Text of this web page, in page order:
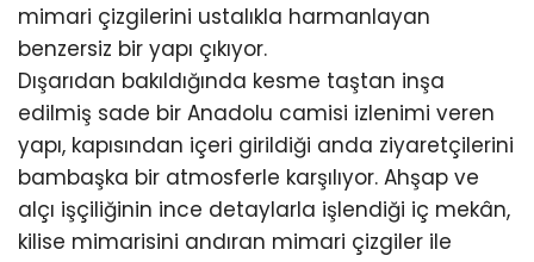
mimari çizgilerini ustalıkla harmanlayan
benzersiz bir yapı çıkıyor.
Dışarıdan bakıldığında kesme taştan inşa
edilmiş sade bir Anadolu camisi izlenimi veren
yapı, kapısından içeri girildiği anda ziyaretçilerini
bambaşka bir atmosferle karşılıyor. Ahşap ve
alçı işçiliğinin ince detaylarla işlendiği iç mekân,
kilise mimarisini andıran mimari çizgiler ile